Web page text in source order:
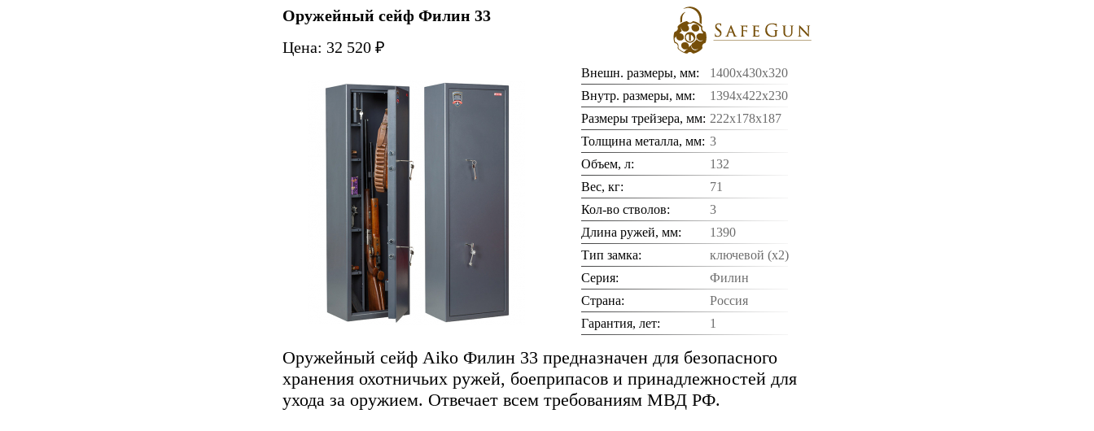
Оружейный сейф Филин 33
Цена: 32 520 ₽
Внешн. размеры, мм:
1400x430x320
Внутр. размеры, мм:
1394x422x230
Размеры трейзера, мм: 222x178x187
Толщина металла, мм: 3
Объем, л:
132
Вес, кг:
71
Кол-во стволов:
3
Длина ружей, мм:
1390
Тип замка:
ключевой (x2)
Серия:
Филин
Страна:
Россия
Гарантия, лет:
1
Оружейный сейф Aiko Филин 33 предназначен для безопасного
хранения охотничьих ружей, боеприпасов и принадлежностей для
ухода за оружием. Отвечает всем требованиям МВД РФ.